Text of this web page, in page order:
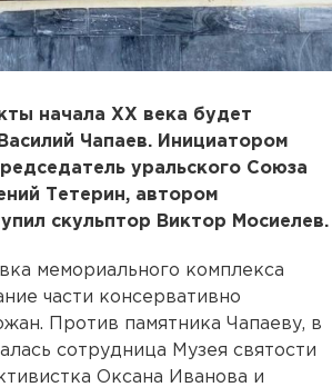
начала ХХ века будет
Чапаев. Инициатором
уральского Союза
Тетерин, автором
скульптор Виктор Мосиелев.
мемориального комплекса
части консервативно
Против памятника Чапаеву, в
сотрудница Музея святости
Оксана Иванова и